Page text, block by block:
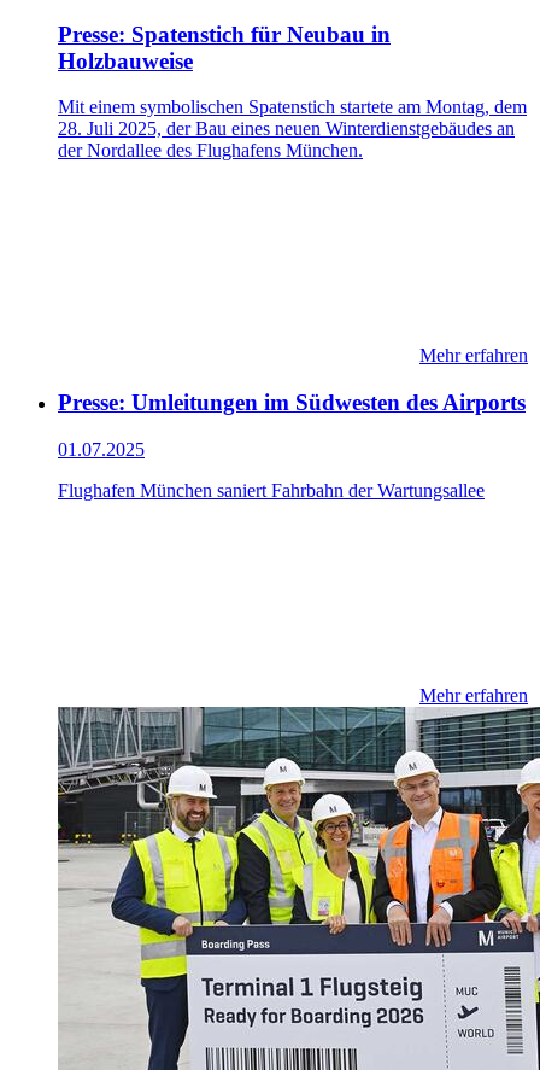
Presse: Spatenstich für Neubau in
Holzbauweise
Mit einem symbolischen Spatenstich startete am Montag, dem
28. Juli 2025, der Bau eines neuen Winterdienstgebäudes an
der Nordallee des Flughafens München.
Mehr erfahren
Presse: Umleitungen im Südwesten des Airports
01.07.2025
Flughafen München saniert Fahrbahn der Wartungsallee
Mehr erfahren